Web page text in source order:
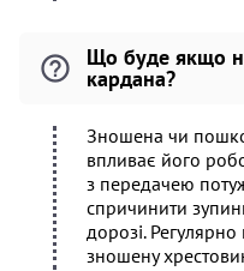
Що буде якщо
кардана?
Зношена чи
впливає його
з передачею
спричинити
дорозі.
зношену